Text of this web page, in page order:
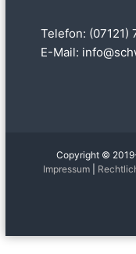
Telefon: (07121)
E-Mail:
Copyright ©
Impressum|